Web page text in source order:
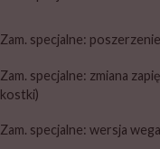
Zam. specjalne:
Zam. specjalne: zmiana
kostki)
Zam. specjalne: wersja